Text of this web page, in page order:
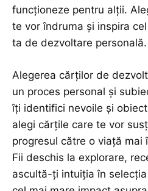
funcționeze pentru alții.
te vor îndruma și inspira
ta de dezvoltare personală.
Alegerea cărților de
un proces personal și
îți identifici nevoile și
alegi cărțile care te vor
progresul către o viață mai
Fii deschis la explorare,
ascultă-ți intuiția în